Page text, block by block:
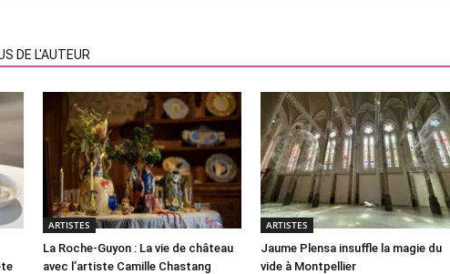
DE L'AUTEUR
ARTISTES
La Roche-Guyon : La vie de château
avec l’artiste Camille Chastang
ARTISTES
Jaume Plensa insuffle la magie du
vide à Montpellier